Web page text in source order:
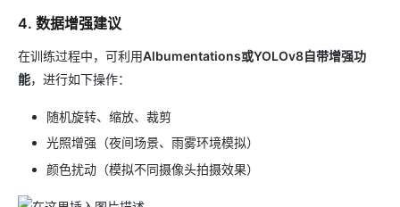
4. 数据增强建议
在训练过程中，可利用Albumentations或YOLOv8自带增强功
能，进行如下操作：
随机旋转、缩放、裁剪
光照增强（夜间场景、雨雾环境模拟）
颜色扰动（模拟不同摄像头拍摄效果）